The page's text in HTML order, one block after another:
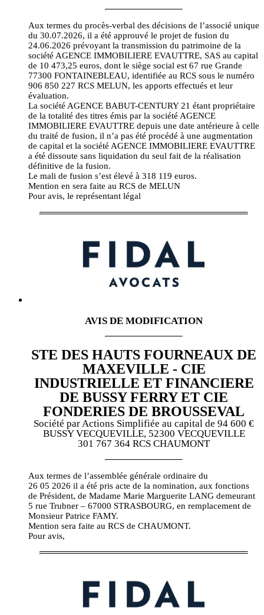
Aux termes du procès-verbal des décisions de l’associé unique
du 30.07.2026, il a été approuvé le projet de fusion du
24.06.2026 prévoyant la transmission du patrimoine de la
société AGENCE IMMOBILIERE EVAUTTRE, SAS au capital
de 10 473,25 euros, dont le siège social est 67 rue Grande
77300 FONTAINEBLEAU, identifiée au RCS sous le numéro
906 850 227 RCS MELUN, les apports effectués et leur
évaluation.
La société AGENCE BABUT-CENTURY 21 étant propriétaire
de la totalité des titres émis par la société AGENCE
IMMOBILIERE EVAUTTRE depuis une date antérieure à celle
du traité de fusion, il n’a pas été procédé à une augmentation
de capital et la société AGENCE IMMOBILIERE EVAUTTRE
a été dissoute sans liquidation du seul fait de la réalisation
définitive de la fusion.
Le mali de fusion s’est élevé à 318 119 euros.
Mention en sera faite au RCS de MELUN
Pour avis, le représentant légal
AVIS DE MODIFICATION
STE DES HAUTS FOURNEAUX DE
MAXEVILLE - CIE
INDUSTRIELLE ET FINANCIERE
DE BUSSY FERRY ET CIE
FONDERIES DE BROUSSEVAL
Société par Actions Simplifiée au capital de 94 600 €
BUSSY VECQUEVILLE, 52300 VECQUEVILLE
301 767 364 RCS CHAUMONT
Aux termes de l’assemblée générale ordinaire du
26 05 2026 il a été pris acte de la nomination, aux fonctions
de Président, de Madame Marie Marguerite LANG demeurant
5 rue Trubner – 67000 STRASBOURG, en remplacement de
Monsieur Patrice FAMY.
Mention sera faite au RCS de CHAUMONT.
Pour avis,